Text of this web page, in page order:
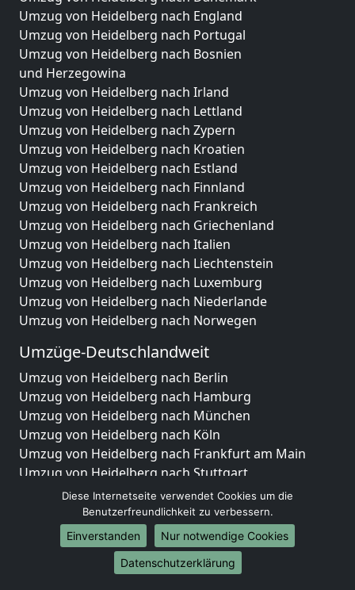
Umzug von Heidelberg nach England
Umzug von Heidelberg nach Portugal
Umzug von Heidelberg nach Bosnien
und Herzegowina
Umzug von Heidelberg nach Irland
Umzug von Heidelberg nach Lettland
Umzug von Heidelberg nach Zypern
Umzug von Heidelberg nach Kroatien
Umzug von Heidelberg nach Estland
Umzug von Heidelberg nach Finnland
Umzug von Heidelberg nach Frankreich
Umzug von Heidelberg nach Griechenland
Umzug von Heidelberg nach Italien
Umzug von Heidelberg nach Liechtenstein
Umzug von Heidelberg nach Luxemburg
Umzug von Heidelberg nach Niederlande
Umzug von Heidelberg nach Norwegen
Umzüge-Deutschlandweit
Umzug von Heidelberg nach Berlin
Umzug von Heidelberg nach Hamburg
Umzug von Heidelberg nach München
Umzug von Heidelberg nach Köln
Umzug von Heidelberg nach Frankfurt am Main
Umzug von Heidelberg nach Stuttgart
Umzug von Heidelberg nach Düsseldorf
Umzug von Heidelberg nach Leipzig
Umzug von Heidelberg nach Dortmund
Umzug von Heidelberg nach Essen
Umzug von Heidelberg nach Bremen
Diese Internetseite verwendet Cookies um die
Benutzerfreundlichkeit zu verbessern.
Einverstanden
Nur notwendige Cookies
Datenschutzerklärung